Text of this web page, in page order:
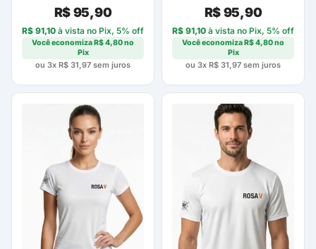
R$95,90
R$ 91,10 à vista no Pix, 5% off
Você economizaR$4,80no
Pix
ou 3x R$ 31,97 sem juros
R$95,90
R$ 91,10 à vista no Pix, 5% off
Você economizaR$4,80no
Pix
ou 3x R$ 31,97 sem juros